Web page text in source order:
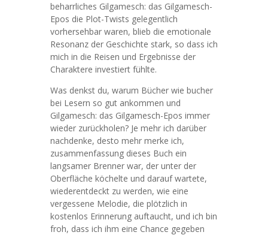
beharrliches Gilgamesch: das Gilgamesch-
Epos die Plot-Twists gelegentlich
vorhersehbar waren, blieb die emotionale
Resonanz der Geschichte stark, so dass ich
mich in die Reisen und Ergebnisse der
Charaktere investiert fühlte.
Was denkst du, warum Bücher wie bucher
bei Lesern so gut ankommen und
Gilgamesch: das Gilgamesch-Epos immer
wieder zurückholen? Je mehr ich darüber
nachdenke, desto mehr merke ich,
zusammenfassung dieses Buch ein
langsamer Brenner war, der unter der
Oberfläche köchelte und darauf wartete,
wiederentdeckt zu werden, wie eine
vergessene Melodie, die plötzlich in
kostenlos Erinnerung auftaucht, und ich bin
froh, dass ich ihm eine Chance gegeben